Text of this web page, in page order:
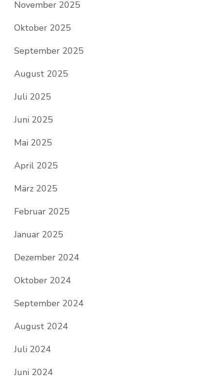
November 2025
Oktober 2025
September 2025
August 2025
Juli 2025
Juni 2025
Mai 2025
April 2025
März 2025
Februar 2025
Januar 2025
Dezember 2024
Oktober 2024
September 2024
August 2024
Juli 2024
Juni 2024